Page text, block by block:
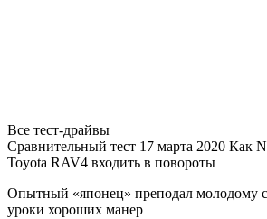
Все тест-драйвы
Сравнительный тест 17 марта 2020 Как
Toyota RAV4 входить в повороты
Опытный «японец» преподал молодому
уроки хороших манер